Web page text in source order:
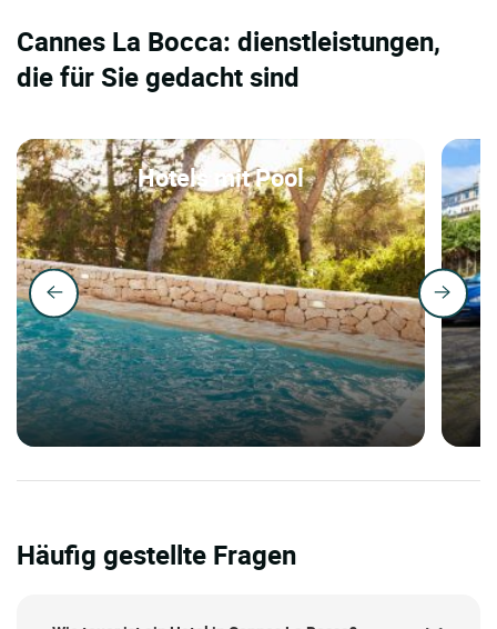
Cannes La Bocca: dienstleistungen,
die für Sie gedacht sind
Hotels mit Pool
Häufig gestellte Fragen